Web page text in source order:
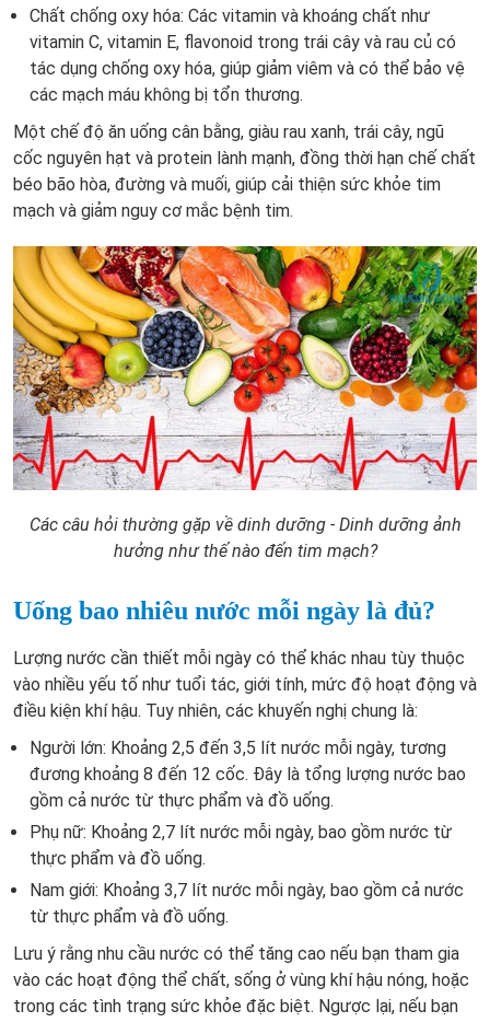
Chất chống oxy hóa: Các vitamin và khoáng chất như
vitamin C, vitamin E, flavonoid trong trái cây và rau củ có
tác dụng chống oxy hóa, giúp giảm viêm và có thể bảo vệ
các mạch máu không bị tổn thương.
Một chế độ ăn uống cân bằng, giàu rau xanh, trái cây, ngũ
cốc nguyên hạt và protein lành mạnh, đồng thời hạn chế chất
béo bão hòa, đường và muối, giúp cải thiện sức khỏe tim
mạch và giảm nguy cơ mắc bệnh tim.
Các câu hỏi thường gặp về dinh dưỡng - Dinh dưỡng ảnh
hưởng như thế nào đến tim mạch?
Uống bao nhiêu nước mỗi ngày là đủ?
Lượng nước cần thiết mỗi ngày có thể khác nhau tùy thuộc
vào nhiều yếu tố như tuổi tác, giới tính, mức độ hoạt động và
điều kiện khí hậu. Tuy nhiên, các khuyến nghị chung là:
Người lớn: Khoảng 2,5 đến 3,5 lít nước mỗi ngày, tương
đương khoảng 8 đến 12 cốc. Đây là tổng lượng nước bao
gồm cả nước từ thực phẩm và đồ uống.
Phụ nữ: Khoảng 2,7 lít nước mỗi ngày, bao gồm nước từ
thực phẩm và đồ uống.
Nam giới: Khoảng 3,7 lít nước mỗi ngày, bao gồm cả nước
từ thực phẩm và đồ uống.
Lưu ý rằng nhu cầu nước có thể tăng cao nếu bạn tham gia
vào các hoạt động thể chất, sống ở vùng khí hậu nóng, hoặc
trong các tình trạng sức khỏe đặc biệt. Ngược lại, nếu bạn